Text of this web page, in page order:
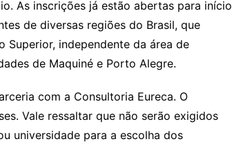
As inscrições já estão abertas para início
de diversas regiões do Brasil, que
Superior, independente da área de
de Maquiné e Porto Alegre.
com a Consultoria Eureca. O
Vale ressaltar que não serão exigidos
universidade para a escolha dos